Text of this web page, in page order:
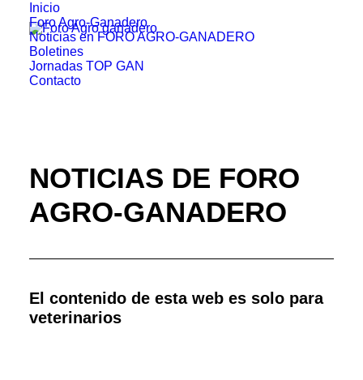
Inicio
Foro Agro-Ganadero
Noticias en FORO AGRO-GANADERO
Boletines
Jornadas TOP GAN
Contacto
NOTICIAS DE FORO
AGRO-GANADERO
El contenido de esta web es solo para
veterinarios